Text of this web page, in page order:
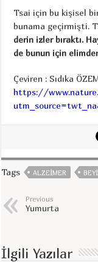
Tsai için bu kişisel
bunama geçirmişti.
derin izler bıraktı.
de bunun için
Çeviren : Sıdıka
https://
Tags ALZEIMER
Previous
Yumurta
İlgili Yazılar